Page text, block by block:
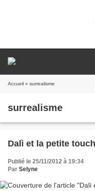
Accueil » surrealisme
surrealisme
Dalì et la petite
Publié le 25/11/2012 à 19:34
Par Selyne